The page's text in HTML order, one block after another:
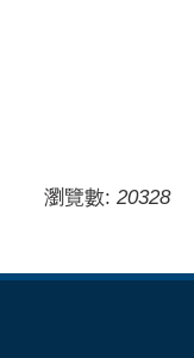
瀏覽數: 20328